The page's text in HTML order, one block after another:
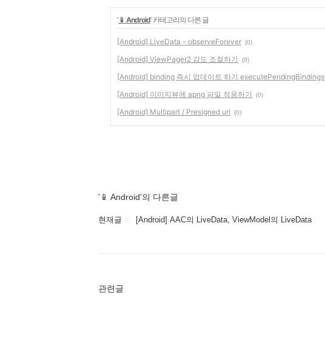
' 📱 Android' 카테고리의 다른 글
[Android] LiveData - observeForever (0)
[Android] ViewPager2 감도 조절하기 (0)
[Android] binding 즉시 업데이트 하기 executePendingBindings
[Android] 이미지뷰에 apng 파일 적용하기 (0)
[Android] Multipart / Presigned url (0)
'📱 Android'의 다른글
현재글 [Android] AAC의 LiveData, ViewModel의 LiveData
관련글